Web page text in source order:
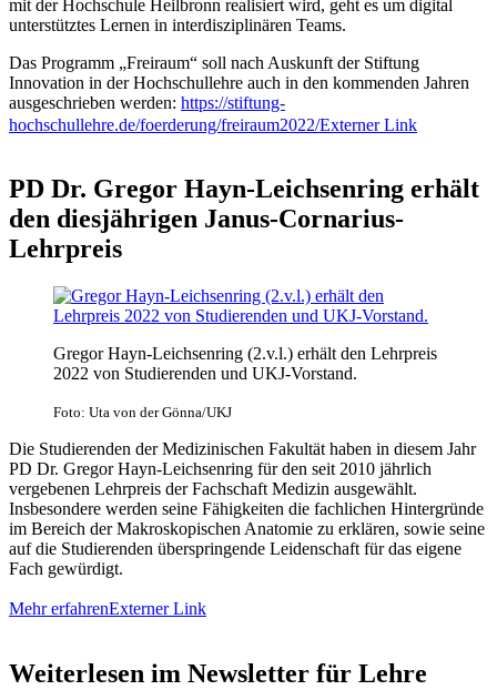
mit der Hochschule Heilbronn realisiert wird, geht es um digital
unterstütztes Lernen in in­terdisziplinären Teams.
Das Programm „Freiraum“ soll nach Auskunft der Stiftung
Innovation in der Hochschullehre auch in den kommenden Jahren
ausgeschrieben werden: https://stiftung-
hochschullehre.de/foerderung/freiraum2022/Externer Link
PD Dr. Gregor Hayn-Leichsenring erhält
den diesjährigen Janus-Cornarius-
Lehrpreis
Gregor Hayn-Leichsenring (2.v.l.) erhält den Lehrpreis
2022 von Studierenden und UKJ-Vorstand.
Foto: Uta von der Gönna/UKJ
Die Studierenden der Medizinischen Fakultät haben in diesem Jahr
PD Dr. Gregor Hayn-Leichsenring für den seit 2010 jährlich
vergebenen Lehrpreis der Fachschaft Medizin ausgewählt.
Insbesondere werden seine Fähigkeiten die fachlichen Hintergründe
im Bereich der Makroskopischen Anatomie zu erklären, sowie seine
auf die Studierenden überspringende Leidenschaft für das eigene
Fach gewürdigt.
Mehr erfahrenExterner Link
Weiterlesen im Newsletter für Lehre